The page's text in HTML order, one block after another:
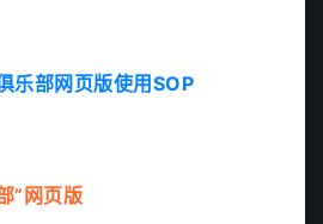
乐部网页版使用SOP
”网页版